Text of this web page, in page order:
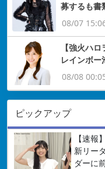
募するも書
08/07
【強火ハ
レインボー
08/08
ピックアップ
【速報
新リー
ダー